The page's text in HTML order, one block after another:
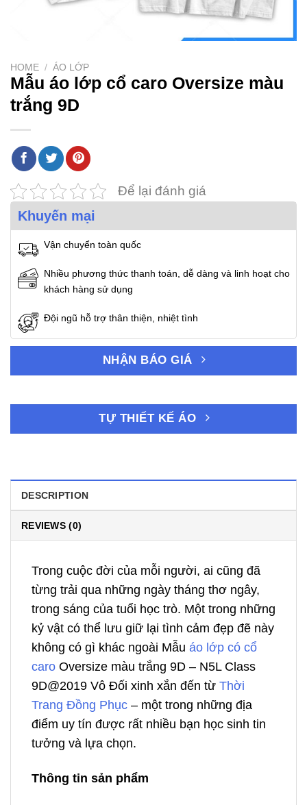
HOME / ÁO LỚP
Mẫu áo lớp cổ caro Oversize màu
trắng 9D
Để lại đánh giá
Khuyến mại
Vận chuyển toàn quốc
Nhiều phương thức thanh toán, dễ dàng và linh hoạt cho
khách hàng sử dụng
Đội ngũ hỗ trợ thân thiện, nhiệt tình
NHẬN BÁO GIÁ
TỰ THIẾT KẾ ÁO
DESCRIPTION
REVIEWS (0)
Trong cuộc đời của mỗi người, ai cũng đã
từng trải qua những ngày tháng thơ ngây,
trong sáng của tuổi học trò. Một trong những
kỷ vật có thể lưu giữ lại tình cảm đẹp đẽ này
không có gì khác ngoài Mẫu áo lớp có cổ
caro Oversize màu trắng 9D – N5L Class
9D@2019 Vô Đối xinh xắn đến từ Thời
Trang Đồng Phục – một trong những địa
điểm uy tín được rất nhiều bạn học sinh tin
tưởng và lựa chọn.
Thông tin sản phẩm